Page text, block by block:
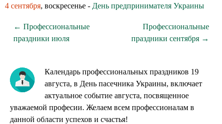
4 сентября, воскресенье - День предпринимателя Украины
← Профессиональные
праздники июля
Профессиональные
праздники сентября →
Календарь профессиональных праздников 19
августа, в День пасечника Украины, включает
актуальное событие августа, посвященное
уважаемой професии. Желаем всем профессионалам в
данной области успехов и счастья!